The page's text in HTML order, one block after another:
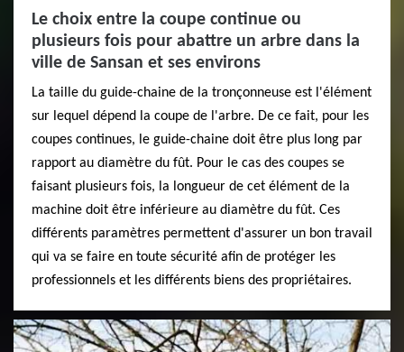
Le choix entre la coupe continue ou
plusieurs fois pour abattre un arbre dans la
ville de Sansan et ses environs
La taille du guide-chaine de la tronçonneuse est l'élément
sur lequel dépend la coupe de l'arbre. De ce fait, pour les
coupes continues, le guide-chaine doit être plus long par
rapport au diamètre du fût. Pour le cas des coupes se
faisant plusieurs fois, la longueur de cet élément de la
machine doit être inférieure au diamètre du fût. Ces
différents paramètres permettent d'assurer un bon travail
qui va se faire en toute sécurité afin de protéger les
professionnels et les différents biens des propriétaires.